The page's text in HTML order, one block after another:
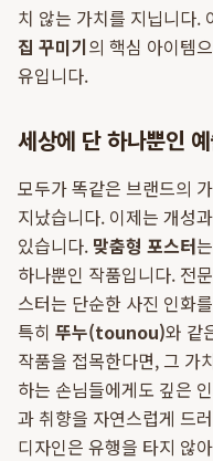
치 않는 가치를 지닙니다.
집 꾸미기의 핵심 아이템
유입니다.
세상에 단 하나뿐인
모두가 똑같은 브랜드의
지났습니다. 이제는 개성
있습니다. 맞춤형 포스터
하나뿐인 작품입니다. 전
스터는 단순한 사진 인화
특히 뚜누(tounou)와 같
작품을 접목한다면, 그 가
하는 손님들에게도 깊은
과 취향을 자연스럽게 드
디자인은 유행을 타지 않